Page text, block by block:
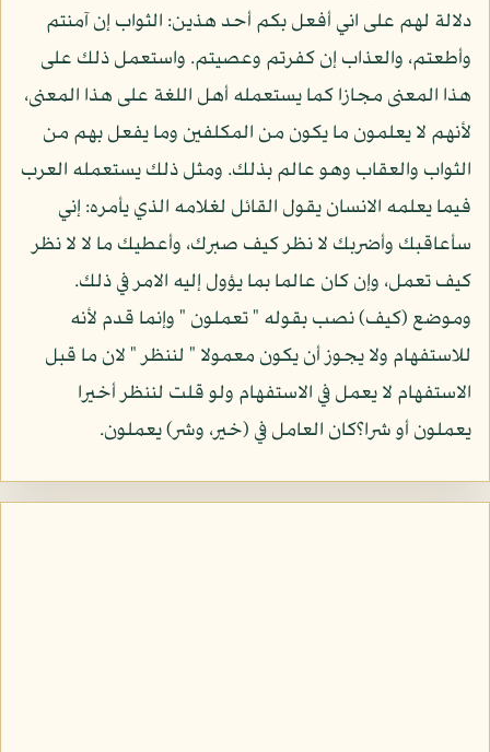
دلالة لهم على اني أفعل بكم أحد هذين: الثواب إن آمنتم
وأطعتم، والعذاب إن كفرتم وعصيتم. واستعمل ذلك على
هذا المعنى مجازا كما يستعمله أهل اللغة على هذا المعنى،
لأنهم لا يعلمون ما يكون من المكلفين وما يفعل بهم من
الثواب والعقاب وهو عالم بذلك. ومثل ذلك يستعمله العرب
فيما يعلمه الانسان يقول القائل لغلامه الذي يأمره: إني
سأعاقبك وأضربك لا نظر كيف صبرك، وأعطيك ما لا لا نظر
كيف تعمل، وإن كان عالما بما يؤول إليه الامر في ذلك.
وموضع (كيف) نصب بقوله " تعملون " وإنما قدم لأنه
للاستفهام ولا يجوز أن يكون معمولا " لننظر " لان ما قبل
الاستفهام لا يعمل في الاستفهام ولو قلت لننظر أخيرا
يعملون أو شرا؟كان العامل في (خير، وشر) يعملون.